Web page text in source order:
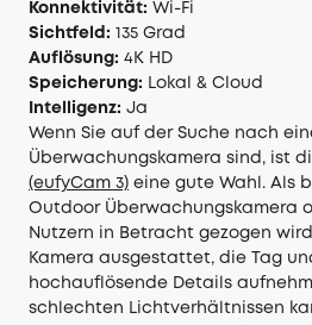
Konnektivität: Wi-Fi
Sichtfeld: 135 Grad
Auflösung: 4K HD
Speicherung: Lokal & Cloud
Intelligenz: Ja
Wenn Sie auf der Suche nach
Überwachungskamera sind, ist
(eufyCam 3) eine gute Wahl. Als
Outdoor Überwachungskamera
Nutzern in Betracht gezogen
Kamera ausgestattet, die Tag
hochauflösende Details
schlechten Lichtverhältnissen